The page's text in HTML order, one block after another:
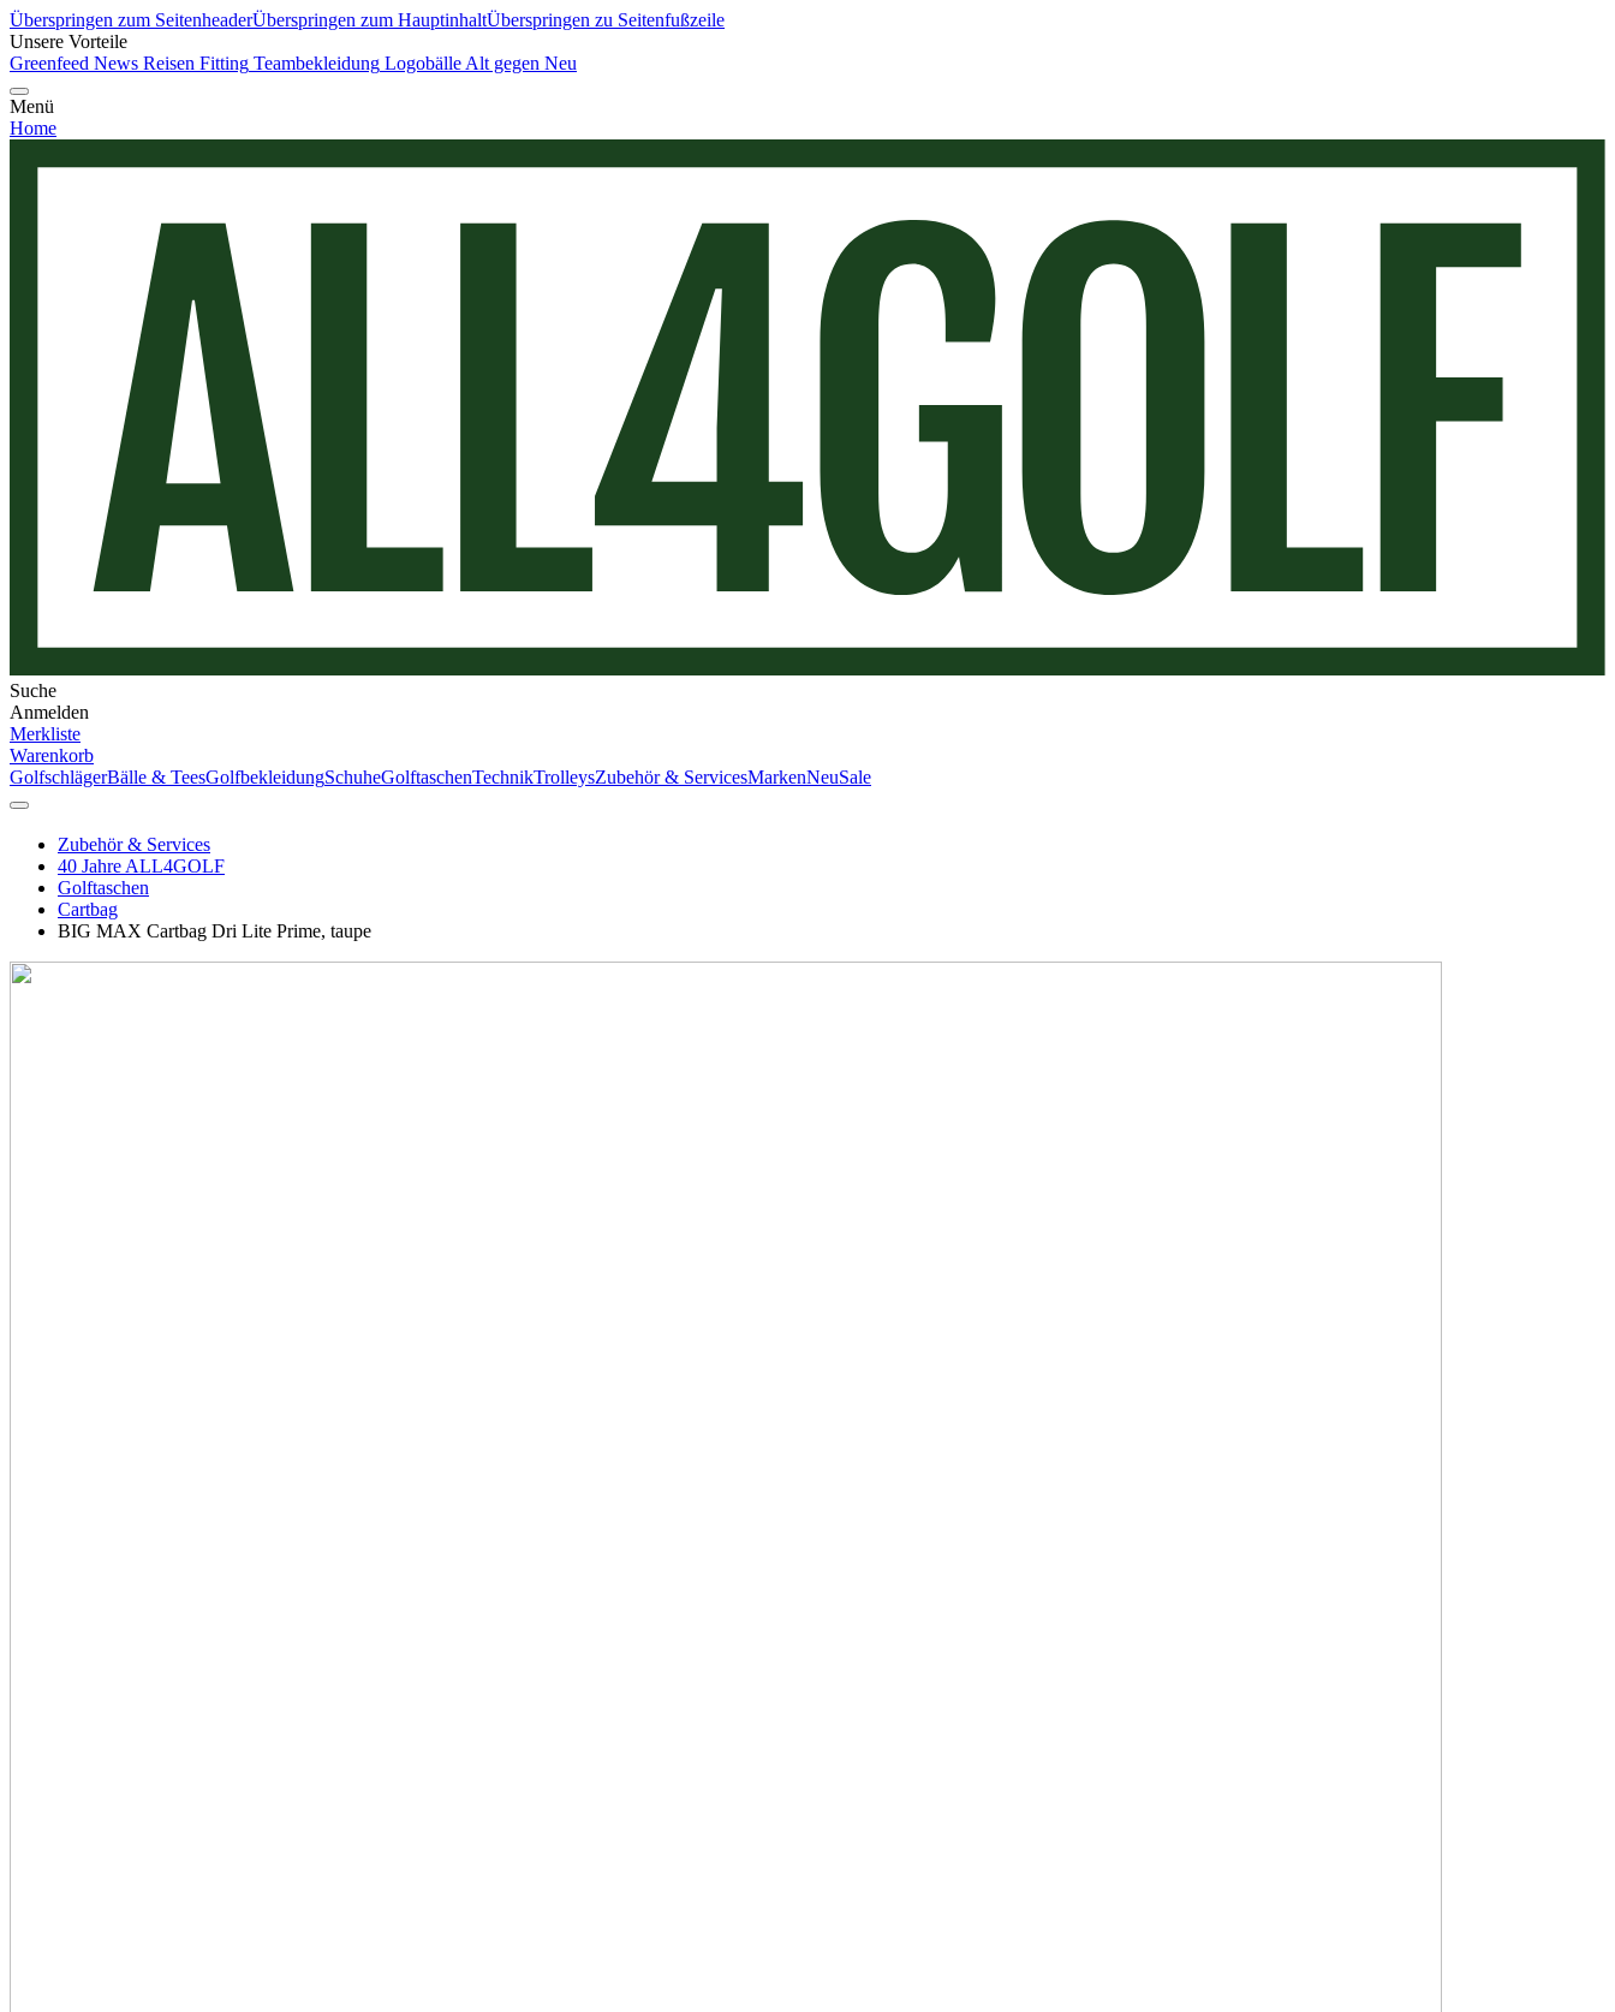
Überspringen zum SeitenheaderÜberspringen zum HauptinhaltÜberspringen zu Seitenfußzeile
Unsere Vorteile
Greenfeed News Reisen Fitting Teambekleidung Logobälle Alt gegen Neu
Menü
Home
Suche
Anmelden
Merkliste
Warenkorb
GolfschlägerBälle & TeesGolfbekleidungSchuheGolftaschenTechnikTrolleysZubehör & ServicesMarkenNeuSale
Zubehör & Services
40 Jahre ALL4GOLF
Golftaschen
Cartbag
BIG MAX Cartbag Dri Lite Prime, taupe